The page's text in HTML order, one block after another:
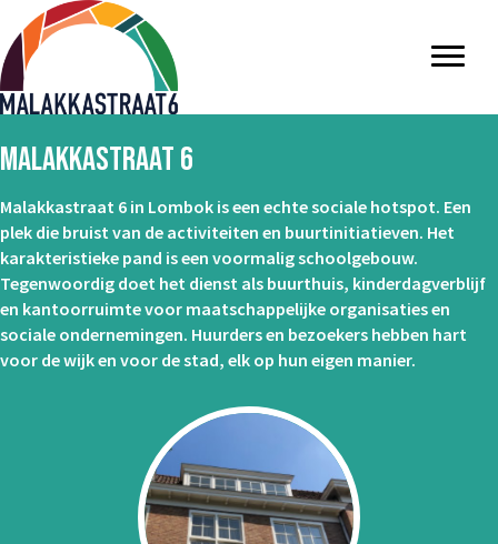
MALAKKASTRAAT 6
Malakkastraat 6 in Lombok is een echte sociale hotspot. Een
plek die bruist van de activiteiten en buurtinitiatieven. Het
karakteristieke pand is een voormalig schoolgebouw.
Tegenwoordig doet het dienst als buurthuis, kinderdagverblijf
en kantoorruimte voor maatschappelijke organisaties en
sociale ondernemingen. Huurders en bezoekers hebben hart
voor de wijk en voor de stad, elk op hun eigen manier.